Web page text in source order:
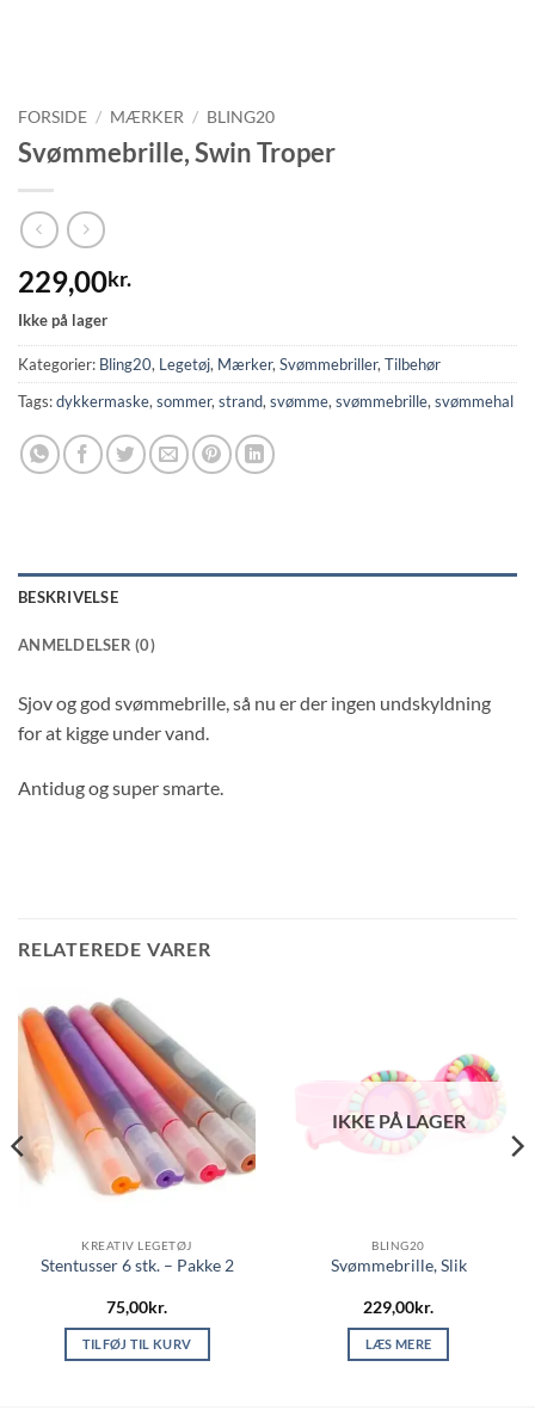
FORSIDE / MÆRKER / BLING20
Svømmebrille, Swin Troper
229,00kr.
Ikke på lager
Kategorier: Bling20, Legetøj, Mærker,Svømmebriller,Tilbehør
Tags:dykkermaske,sommer,strand,svømme,svømmebrille,svømmehal
BESKRIVELSE
ANMELDELSER (0)
Sjov og god svømmebrille, så nu er der ingen undskyldning
for at kigge under vand.
Antidug og super smarte.
RELATEREDE VARER
KREATIV LEGETØJ
Stentusser 6 stk. – Pakke 2
75,00kr.
TILFØJ TIL KURV
IKKE PÅ LAGER
BLING20
Svømmebrille, Slik
229,00kr.
LÆS MERE